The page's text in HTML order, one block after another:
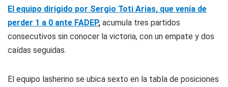
El equipo dirigido por Sergio Toti Arias, que venía de
perder 1 a 0 ante FADEP, acumula tres partidos
consecutivos sin conocer la victoria, con un empate y dos
caídas seguidas.
El equipo lasherino se ubica sexto en la tabla de posiciones